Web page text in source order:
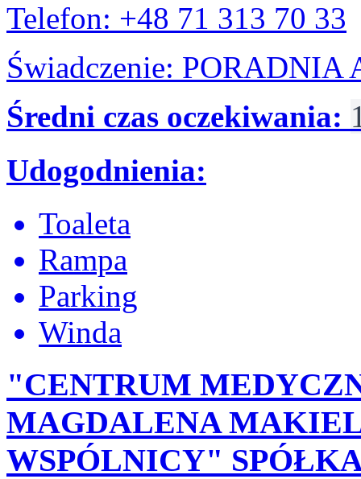
Telefon: +48 71 313 70 33
Świadczenie:
Średni czas oczekiwania:
Udogodnienia:
Toaleta
Rampa
Parking
Winda
"CENTRUM
MAGDALENA
WSPÓLNICY"